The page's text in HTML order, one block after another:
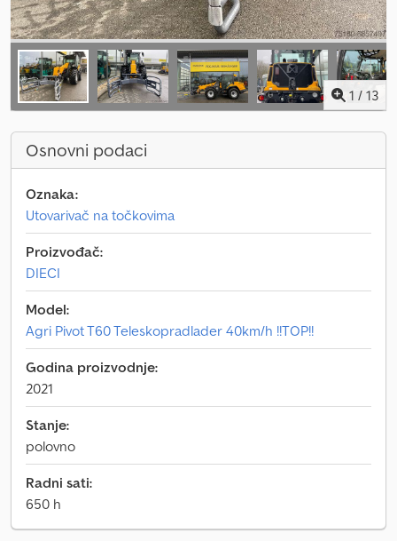
1 / 13
Osnovni podaci
Oznaka:
Utovarivač na točkovima
Proizvođač:
DIECI
Model:
Agri Pivot T60 Teleskopradlader 40km/h !!TOP!!
Godina proizvodnje:
2021
Stanje:
polovno
Radni sati:
650 h